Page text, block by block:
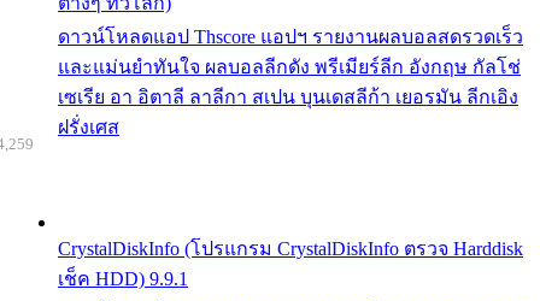
ดาวน์โหลดแอป Thscore แอปฯ รายงานผลบอลสดรวดเร็ว
และแม่นยำทันใจ ผลบอลลีกดัง พรีเมียร์ลีก อังกฤษ กัลโช่
เซเรีย อา อิตาลี ลาลีกา สเปน บุนเดสลีก้า เยอรมัน ลีกเอิง
ฝรั่งเศส
CrystalDiskInfo (โปรแกรม CrystalDiskInfo ตรวจ Harddisk
เช็ค HDD) 9.9.1